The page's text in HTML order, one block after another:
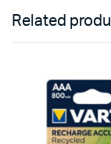
Related